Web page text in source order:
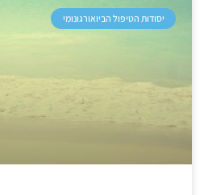
יסודות הטיפול הביואורגונומי